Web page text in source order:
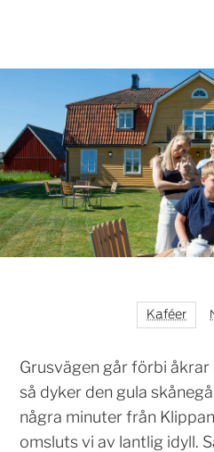
Kaféer
Grusvägen går förbi
så dyker den gula
några minuter från
omsluts vi av lantlig idyll.